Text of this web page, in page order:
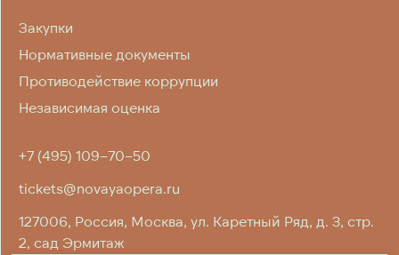
КОНТАКТЫ
+7 (495) 109–70–50
tickets@novayaopera.ru
127006, Россия, Москва, ул. Каретный Ряд, д. 3, стр.
2, cад Эрмитаж
Закупки
Нормативные документы
Противодействие коррупции
Независимая оценка